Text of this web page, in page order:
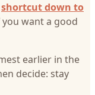
shortcut down to
want a good
earlier in the
decide: stay